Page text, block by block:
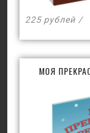
225 рублей
МОЯ